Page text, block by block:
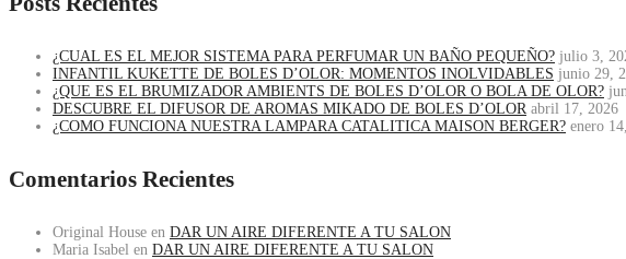
¿CUAL ES EL MEJOR SISTEMA PARA PERFUMAR UN BAÑO PEQUEÑO? julio 3,
INFANTIL KUKETTE DE BOLES D’OLOR: MOMENTOS INOLVIDABLES junio 29,
¿QUE ES EL BRUMIZADOR AMBIENTS DE BOLES D’OLOR O BOLA DE OLOR?
DESCUBRE EL DIFUSOR DE AROMAS MIKADO DE BOLES D’OLOR abril 17, 2026
¿COMO FUNCIONA NUESTRA LAMPARA CATALITICA MAISON BERGER? enero
Comentarios Recientes
Original House en DAR UN AIRE DIFERENTE A TU SALON
Maria Isabel en DAR UN AIRE DIFERENTE A TU SALON